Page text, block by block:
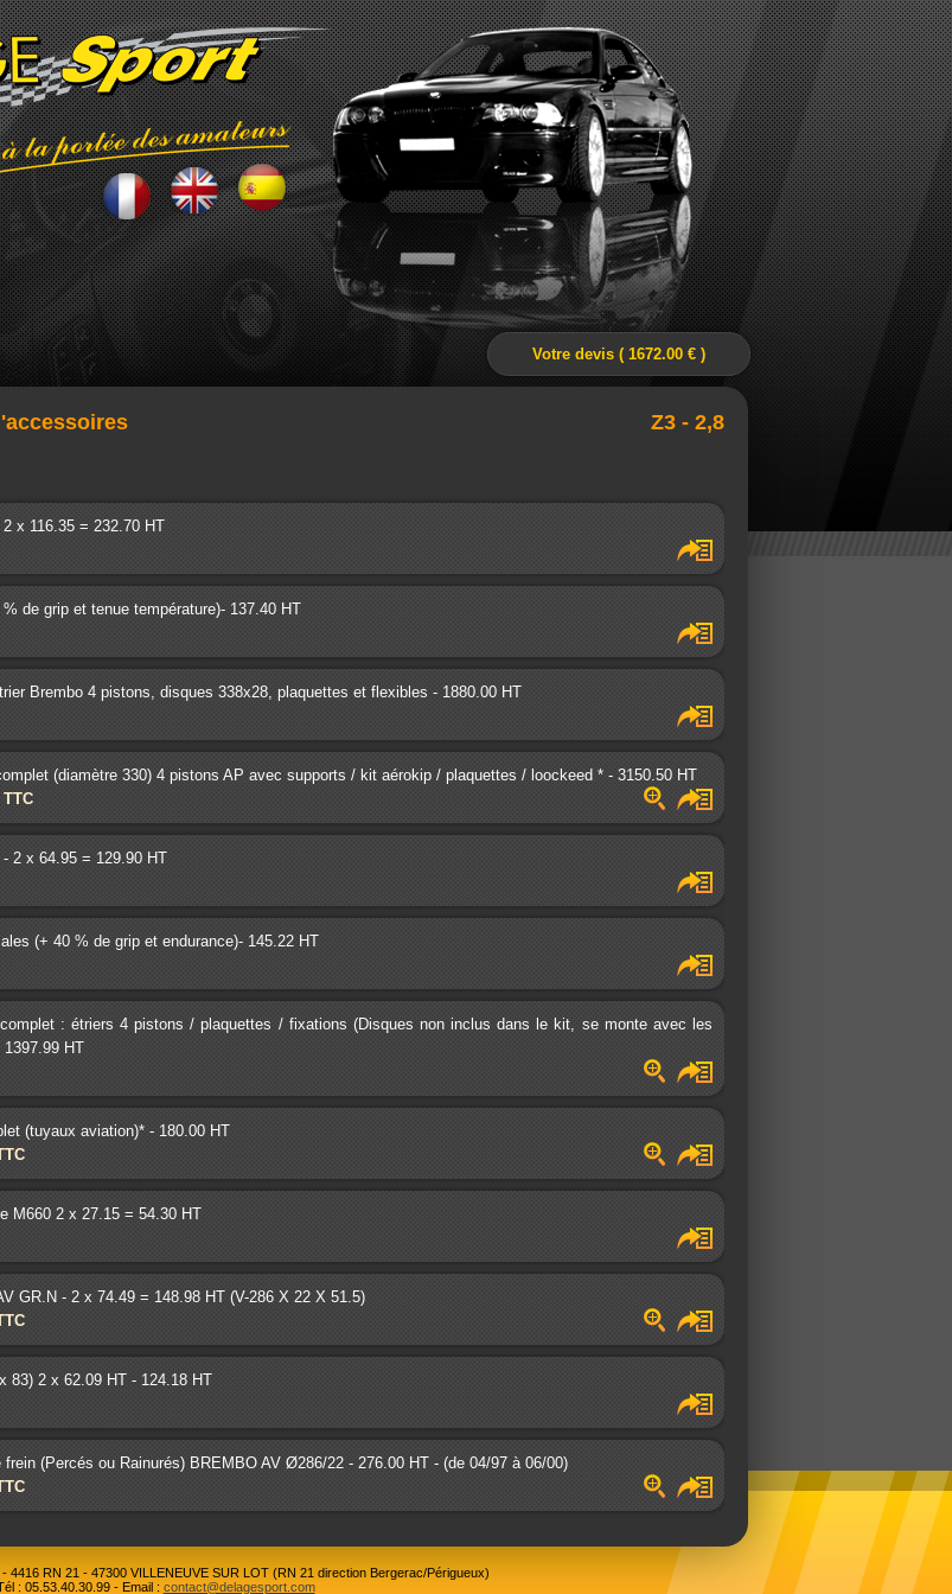
Z3 - 2,8
Votre devis ( 1672.00 € )
x 116.35 = 232.70 HT
de grip et tenue température)- 137.40 HT
Brembo 4 pistons, disques 338x28, plaquettes et flexibles - 1880.00 HT
(diamètre 330) 4 pistons AP avec supports / kit aérokip / plaquettes / loockeed * - 3150.50 HT
2 x 64.95 = 129.90 HT
(+ 40 % de grip et endurance)- 145.22 HT
: étriers 4 pistons / plaquettes / fixations (Disques non inclus dans le kit, se monte avec les
1397.99 HT
(tuyaux aviation)* - 180.00 HT
M660 2 x 27.15 = 54.30 HT
GR.N - 2 x 74.49 = 148.98 HT (V-286 X 22 X 51.5)
83) 2 x 62.09 HT - 124.18 HT
frein (Percés ou Rainurés) BREMBO AV Ø286/22 - 276.00 HT - (de 04/97 à 06/00)
4416 RN 21 - 47300 VILLENEUVE SUR LOT (RN 21 direction Bergerac/Périgueux)
: 05.53.40.30.99 - Email : contact@delagesport.com